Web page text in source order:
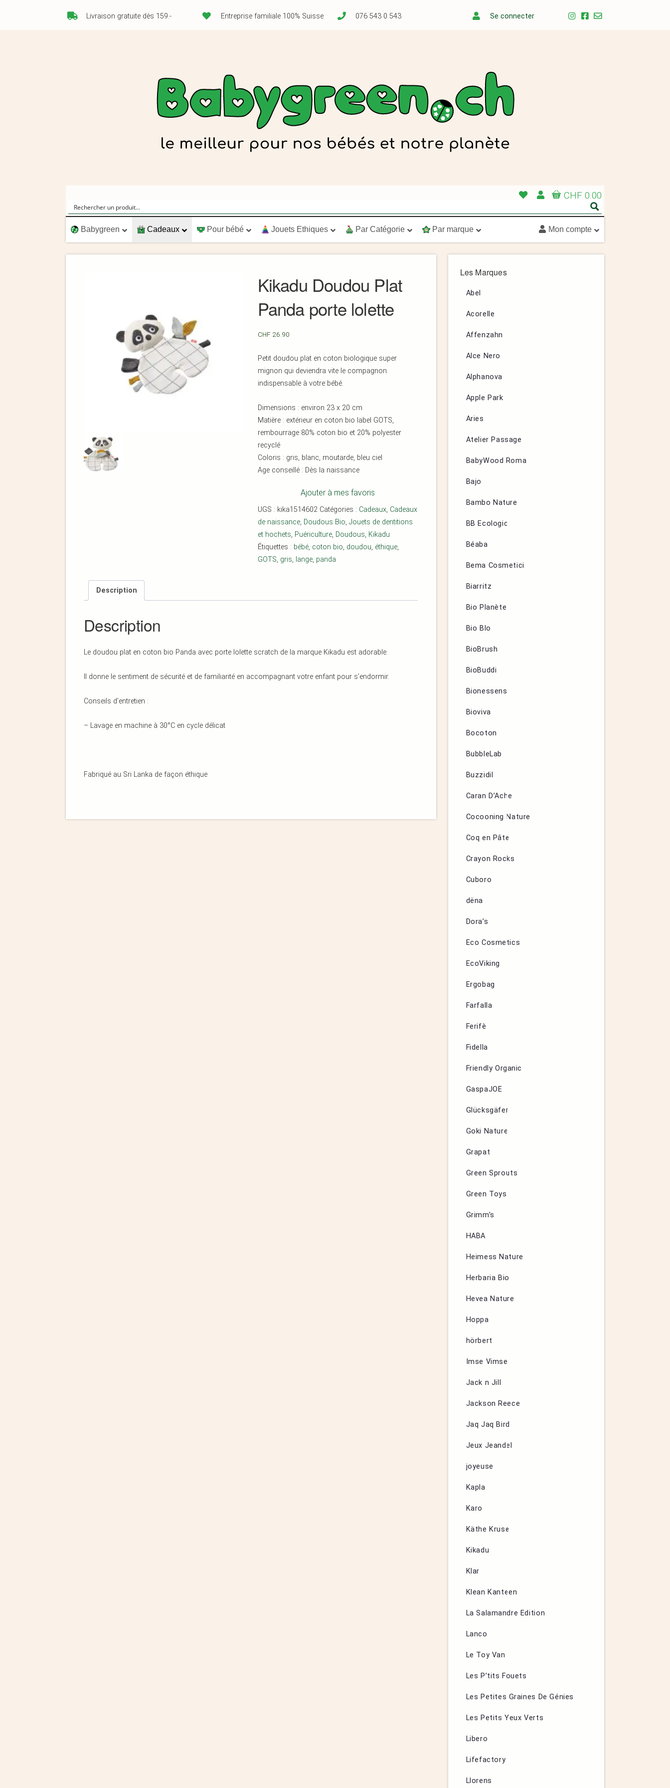
Livraison gratuite dès 159.- Entreprise familiale 100% Suisse 076 543 0 543 Se connecter
CHF 0.00
Babygreen Cadeaux Pour bébé Jouets Ethiques Par Catégorie Par marque Mon compte
Kikadu Doudou Plat
Panda porte lolette
CHF 26.90
Petit doudou plat en coton biologique super
mignon qui deviendra vite le compagnon
indispensable à votre bébé.
Dimensions : environ 23 x 20 cm
Matière : extérieur en coton bio label GOTS,
rembourrage 80% coton bio et 20% polyester
recyclé
Coloris : gris, blanc, moutarde, bleu ciel
Age conseillé : Dès la naissance
Ajouter à mes favoris
UGS : kika1514602 Catégories : Cadeaux, Cadeaux
de naissance, Doudous Bio, Jouets de dentitions
et hochets, Puériculture, Doudous, Kikadu
Étiquettes : bébé, coton bio, doudou, éthique,
GOTS, gris, lange, panda
Description
Description
Le doudou plat en coton bio Panda avec porte lolette scratch de la marque Kikadu est adorable.
Il donne le sentiment de sécurité et de familiarité en accompagnant votre enfant pour s’endormir.
Conseils d’entretien :
– Lavage en machine à 30°C en cycle délicat
Fabriqué au Sri Lanka de façon éthique
Les Marques
Abel
Acorelle
Affenzahn
Alce Nero
Alphanova
Apple Park
Aries
Atelier Passage
BabyWood Roma
Bajo
Bambo Nature
BB Ecologic
Béaba
Bema Cosmetici
Biarritz
Bio Planète
Bio Blo
BioBrush
BioBuddi
Bionessens
Bioviva
Bocoton
BubbleLab
Buzzidil
Caran D’Ache
Cocooning Nature
Coq en Pâte
Crayon Rocks
Cuboro
dëna
Dora’s
Eco Cosmetics
EcoViking
Ergobag
Farfalla
Ferifè
Fidella
Friendly Organic
GaspaJOE
Glücksgäfer
Goki Nature
Grapat
Green Sprouts
Green Toys
Grimm’s
HABA
Heimess Nature
Herbaria Bio
Hevea Nature
Hoppa
hörbert
Imse Vimse
Jack n Jill
Jackson Reece
Jaq Jaq Bird
Jeux Jeandel
joyeuse
Kapla
Karo
Käthe Kruse
Kikadu
Klar
Klean Kanteen
La Salamandre Edition
Lanco
Le Toy Van
Les P’tits Fouets
Les Petites Graines De Génies
Les Petits Yeux Verts
Libero
Lifefactory
Llorens